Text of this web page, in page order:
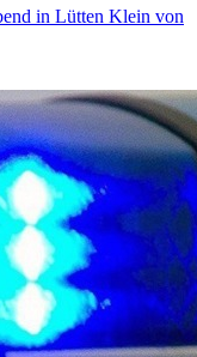
in Lütten Klein von